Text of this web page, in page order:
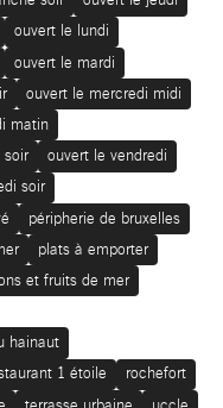
ouvert le lundi
ouvert le mardi
ouvert le mercredi midi
matin
soir
ouvert le vendredi
soir
péripherie de bruxelles
plats à emporter
et fruits de mer
hainaut
1 étoile
rochefort